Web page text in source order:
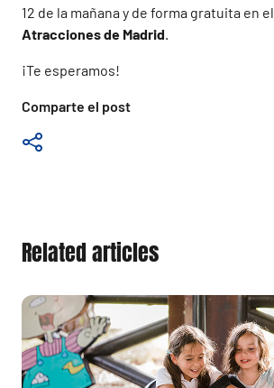
Comparte el post
12 de la mañana y de forma gratuita en el
Atracciones de Madrid
¡Te esperamos!
Related articles